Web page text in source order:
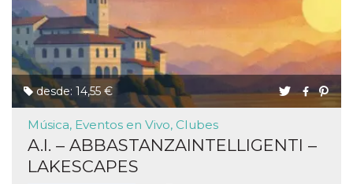
desde: 14,55 €
Música, Eventos en Vivo, Clubes
A.I. – ABBASTANZAINTELLIGENTI –
LAKESCAPES